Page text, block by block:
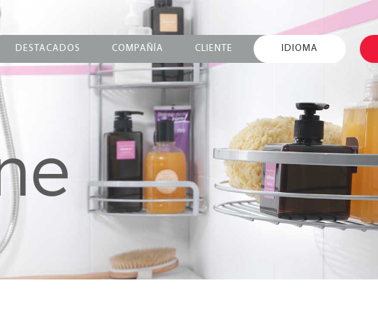
DESTACADOS COMPAÑÍA CLIENTE IDIOMA